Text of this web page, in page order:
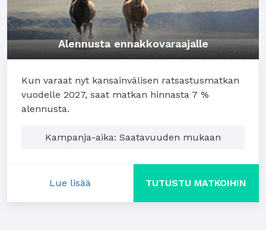
Alennusta ennakkovaraajalle
Kun varaat nyt kansainvälisen ratsastusmatkan
vuodelle 2027, saat matkan hinnasta 7 %
alennusta.
Kampanja-aika: Saatavuuden mukaan
Lue lisää
: Alennusta ennakkovaraajalle
TUTUSTU MATKOIHIN